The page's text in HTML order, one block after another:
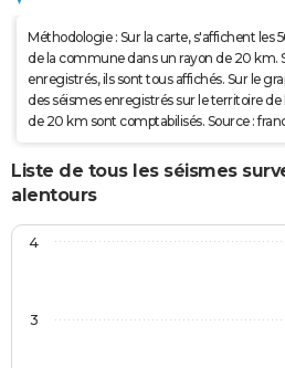
Méthodologie : Sur la carte, s'affichent les
de la commune dans un rayon de 20 km.
enregistrés, ils sont tous affichés. Sur le
des séismes enregistrés sur le territoire
de 20 km sont comptabilisés. Source :
Liste de tous les séismes
alentours
3
4